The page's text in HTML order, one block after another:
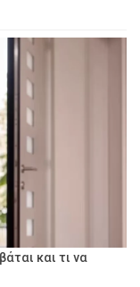
και τι να